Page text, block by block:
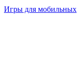
Игры для мобильных